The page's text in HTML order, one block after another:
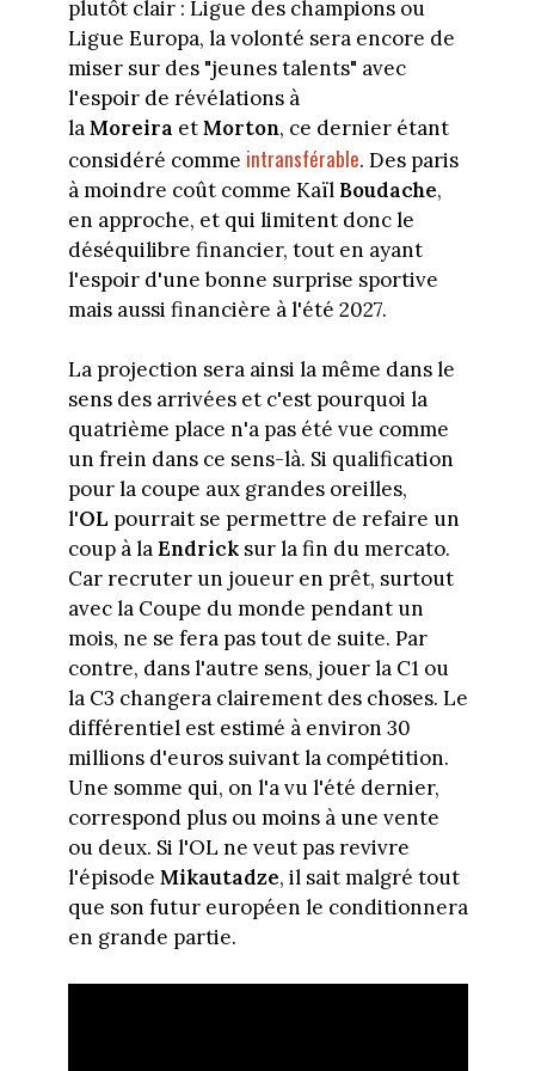
plutôt clair : Ligue des champions ou
Ligue Europa, la volonté sera encore de
miser sur des "jeunes talents" avec
l'espoir de révélations à
laMoreira etMorton, ce dernier étant
considéré comme intransférable. Des paris
à moindre coût comme Kaïl Boudache,
en approche, et qui limitent donc le
déséquilibre financier, tout en ayant
l'espoir d'une bonne surprise sportive
mais aussi financière à l'été 2027.
La projection sera ainsi la même dans le
sens des arrivées et c'est pourquoi la
quatrième place n'a pas été vue comme
un frein dans ce sens-là. Si qualification
pour la coupe aux grandes oreilles,
l'OL pourrait se permettre de refaire un
coup à laEndricksur la fin du mercato.
Car recruter un joueur en prêt, surtout
avec la Coupe du monde pendant un
mois, ne se fera pas tout de suite. Par
contre, dans l'autre sens, jouer la C1 ou
la C3 changera clairement des choses. Le
différentiel est estimé à environ 30
millions d'euros suivant la compétition.
Une somme qui, on l'a vu l'été dernier,
correspond plus ou moins à une vente
ou deux. Si l'OL ne veut pas revivre
l'épisode Mikautadze, il sait malgré tout
que son futur européen le conditionnera
en grande partie.